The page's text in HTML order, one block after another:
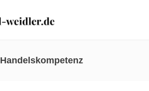
Handelskompetenz